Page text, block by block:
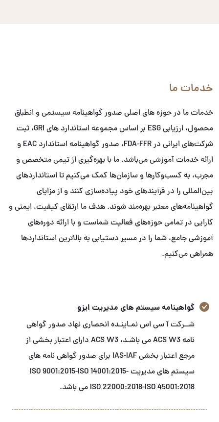
خدمات ما
خدمات ما در حوزه های اصلی صدور گواهینامه سیستمی و انطباق
محصول، ارزیابی ESG بر اساس مجموعه استاندارد های GRI، ثبت
شرکت‌های ایرانی در FDA-FFR، صدور گواهینامه استاندارد EAC و
ارائه خدمات آموزشی می‌باشد. ما با بهره‌گیری از تیمی متخصص و
مجرب، به کسب‌وکارها و سازمان‌ها کمک می‌کنیم تا استانداردهای
بین‌المللی را در فرآیندهای خود پیاده‌سازی کنند و از مزایای
گواهینامه‌های معتبر بهره‌مند شوند. هدف ما ارتقای کیفیت، ایمنی و
کارایی در تمامی حوزه‌های فعالیت شماست و با ارائه دوره‌های
آموزشی جامع، شما را در مسیر دستیابی به بالاترین استانداردها
همراهی می‌کنیم.
گواهینامه سیستم های مدیریت ایزو
شــرکت آ سی اس نمـاینـده انحصاری نهاد صدور گواهی
نامه ACS W3 می باشـد، ACS W3 دارای اعتبار بخشی از
مرجع اعتبار بخشی IAS-IAF برای صدور گواهی نامه های
سیستم های مدیریت ISO 9001:2015-ISO 14001:2015-
ISO 22000:2018-ISO 45001:2018 می باشد.